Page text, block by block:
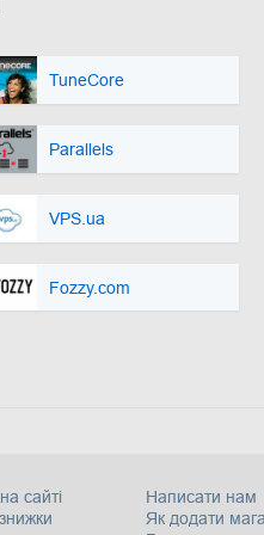
TuneCore
Parallels
VPS.ua
Fozzy.com
сайті
Написати нам
Як додати